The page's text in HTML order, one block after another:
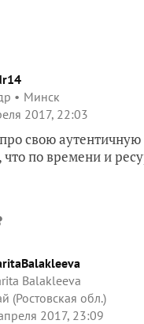
Минск
2017, 22:03
свою аутентичную
по времени и
Balakleeva
(Ростовская обл.)
2017, 23:09